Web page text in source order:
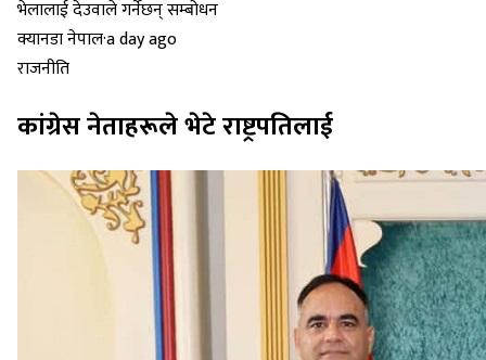
क्यानडा नेपाल·a day ago
राजनीति
कांग्रेस नेताहरूले भेटे राष्ट्रपतिलाई